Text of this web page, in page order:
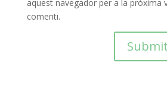
aquest navegador per a la pròxima
comenti.